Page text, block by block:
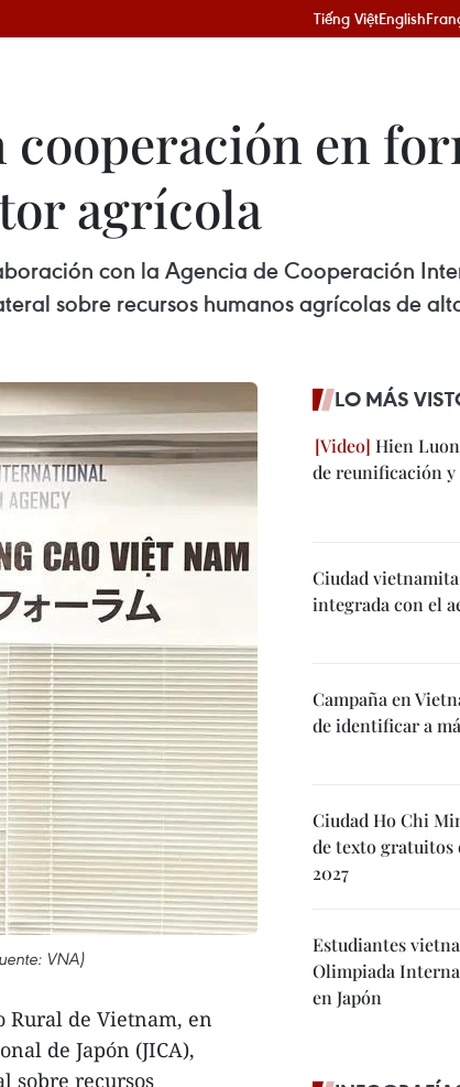
Tiếng ViệtEnglish
en
agrícola
con la Agencia de Cooperación
sobre recursos humanos agrícolas de
VNA)
Rural de Vietnam, en
de Japón (JICA),
sobre recursos
LO MÁS
Hien
de reunificación y
Ciudad
integrada con el
Campaña en
de identificar a
Ciudad Ho Chi
de texto gratuitos
2027
Estudiantes
Olimpiada
en Japón